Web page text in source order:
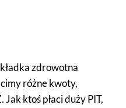
zdrowotna
różne kwoty,
ktoś płaci duży PIT,